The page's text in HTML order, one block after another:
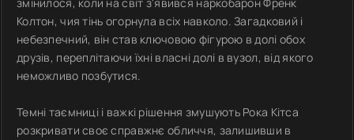
Колтон, чия тінь огорнула всіх навколо. Загадковий і
небезпечний, він став ключовою фігурою в долі обох
друзів, переплітаючи їхні власні долі в вузол, від якого
неможливо позбутися.
Темні таємниці і важкі рішення змушують Рока Кітса
розкривати своє справжнє обличчя, залишивши в